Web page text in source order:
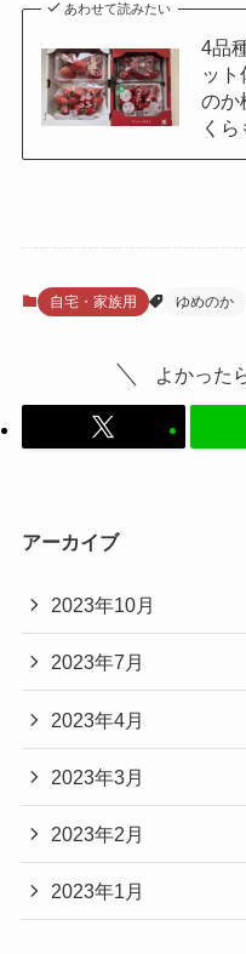
あわせて読みたい
4品
ット
のか
く
自宅・家族用 ゆめのか
よかった
アーカイブ
2023年10月
2023年7月
2023年4月
2023年3月
2023年2月
2023年1月